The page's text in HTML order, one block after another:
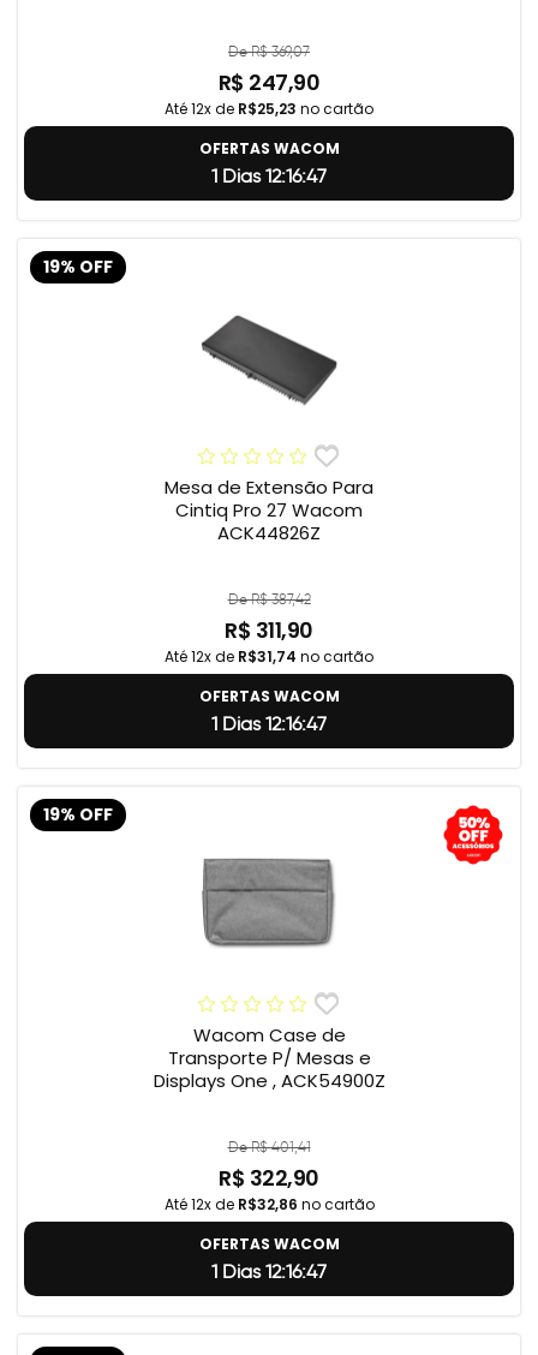
De R$ 369,07
R$ 247,90
Até 12x de R$25,23 no cartão
OFERTAS WACOM
1 Dias 12:16:46
19% OFF
Mesa de Extensão Para
Cintiq Pro 27 Wacom
ACK44826Z
De R$ 387,42
R$ 311,90
Até 12x de R$31,74 no cartão
OFERTAS WACOM
1 Dias 12:16:46
19% OFF
Wacom Case de
Transporte P/ Mesas e
Displays One , ACK54900Z
De R$ 401,41
R$ 322,90
Até 12x de R$32,86 no cartão
OFERTAS WACOM
1 Dias 12:16:46